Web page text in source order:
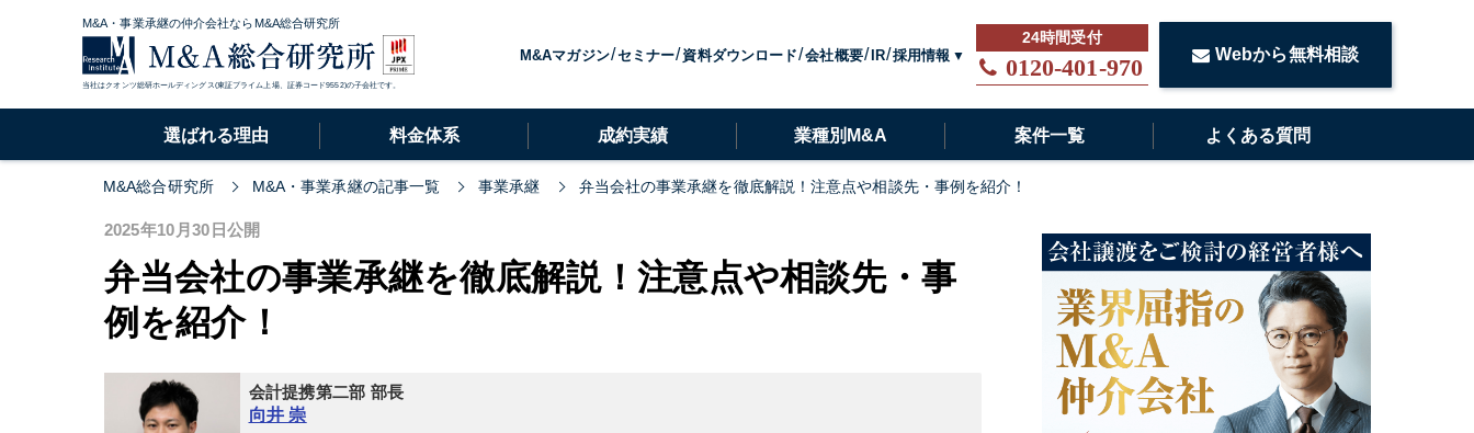
M&A・事業承継の仲介会社ならM&A総合研究所
当社はクオンツ総研ホールディングス(東証プライム上場、証券コード9552)の子会社です。
M&Aマガジン セミナー 資料ダウンロード 会社概要 IR 採用情報 0120-401-970 Webから無料相談
選ばれる理由 料金体系 成約実績 業種別M&A 案件一覧 よくある質問
M&A総合研究所 M&A・事業承継の記事一覧 事業承継 弁当会社の事業承継を徹底解説！注意点や相談先・事例を紹介！
2025年10月30日公開
弁当会社の事業承継を徹底解説！注意点や相談先・事
例を紹介！
会計提携第二部 部長
向井 崇